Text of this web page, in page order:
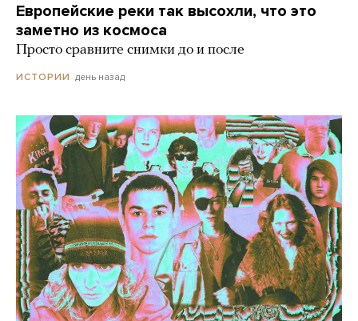
Европейские реки так высохли, что это
заметно из космоса
Просто сравните снимки до и после
ИСТОРИИ день назад